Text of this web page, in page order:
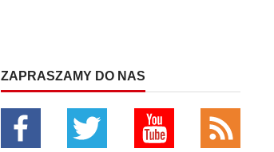
ZAPRASZAMY DO NAS